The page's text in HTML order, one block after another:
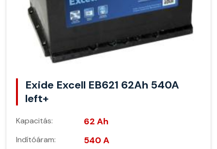
Exide Excell EB621 62Ah 540A
left+
Kapacitás: 62 Ah
Indítóáram: 540 A